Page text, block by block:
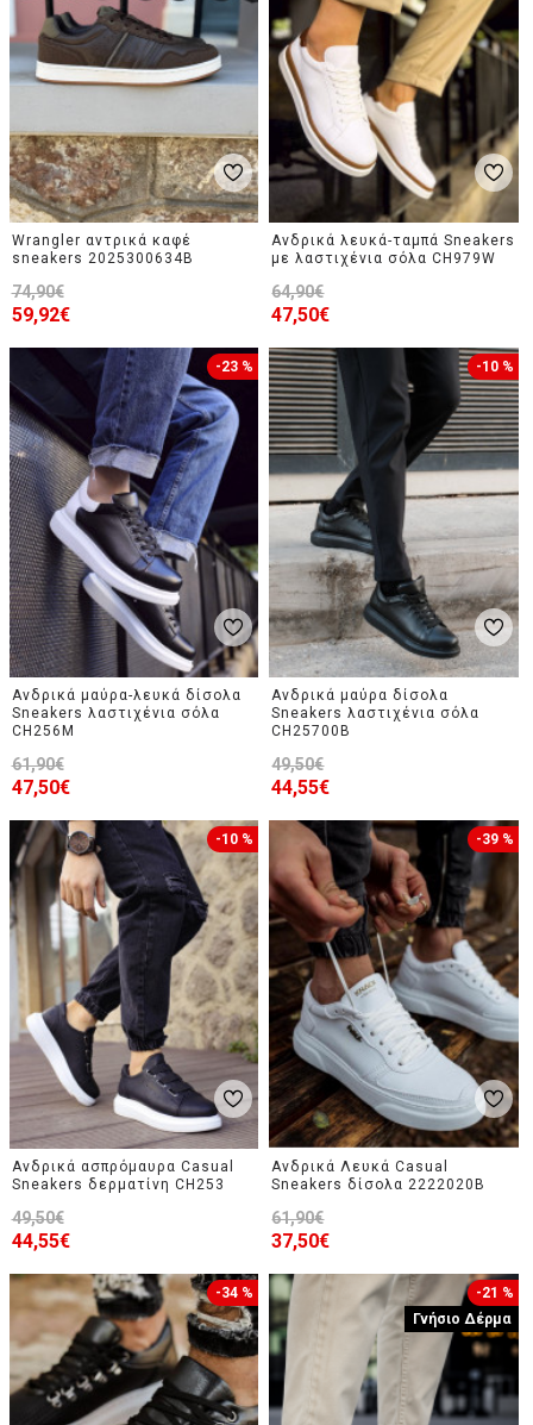
Wrangler αντρικά καφέ
sneakers 2025300634B
59,92€
74,90€
Ανδρικά λευκά-ταμπά Sneakers
με λαστιχένια σόλα CH979W
47,50€
64,90€
-23 %
Ανδρικά μαύρα-λευκά δίσολα
Sneakers λαστιχένια σόλα
CH256M
47,50€
61,90€
-10 %
Ανδρικά μαύρα δίσολα
Sneakers λαστιχένια σόλα
CH25700B
44,55€
49,50€
-10 %
Ανδρικά ασπρόμαυρα Casual
Sneakers δερματίνη CH253
44,55€
49,50€
-39 %
Ανδρικά Λευκά Casual
Sneakers δίσολα 2222020B
37,50€
61,90€
-34 %
Γνήσιο Δέρμα
-21 %